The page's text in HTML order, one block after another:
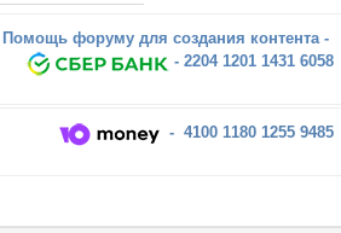
Помощь форуму для создания контента -
- 2204 1201 1431 6058
- 4100 1180 1255 9485